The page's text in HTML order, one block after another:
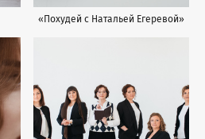
«Похудей с Натальей Егеревой»